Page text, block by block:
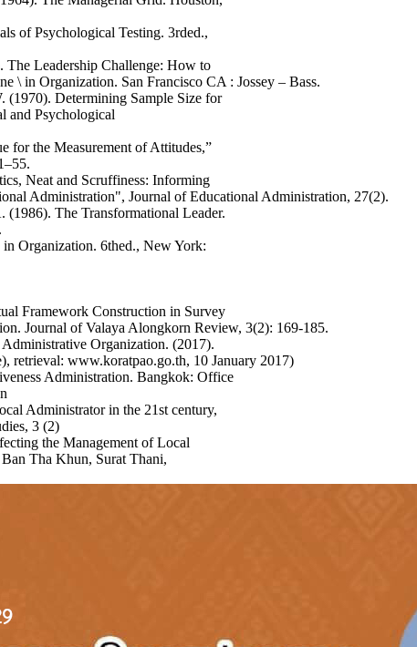
of Psychological Testing. 3rded.,
The Leadership Challenge: How to
\ in Organization. San Francisco CA : Jossey – Bass.
Determining Sample Size for
and Psychological
for the Measurement of Attitudes,”
Neat and Scruffiness: Informing
Administration", Journal of Educational Administration, 27(2).
The Transformational Leader.
Organization. 6thed., New York:
Framework Construction in Survey
Journal of Valaya Alongkorn Review, 3(2): 169-185.
Organization. (2017).
retrieval: www.koratpao.go.th, 10 January 2017)
Administration. Bangkok: Office
Administrator in the 21st century,
3 (2)
the Management of Local
Tha Khun, Surat Thani,